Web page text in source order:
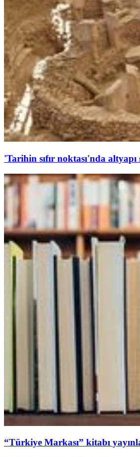
'Tarihin sıfır noktası'nda altyapı
“Türkiye Markası” kitabı